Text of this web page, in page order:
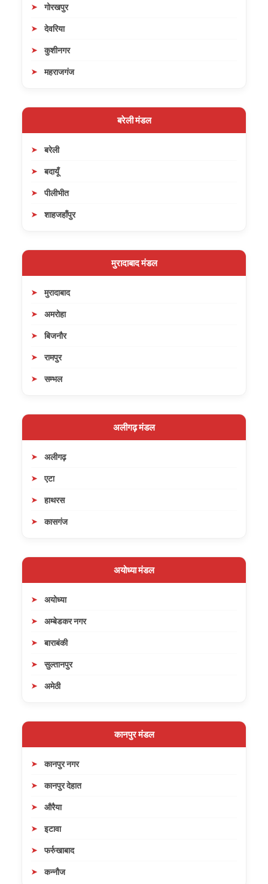
गोरखपुर
देवरिया
कुशीनगर
महराजगंज
बरेली मंडल
बरेली
बदायूँ
पीलीभीत
शाहजहाँपुर
मुरादाबाद मंडल
मुरादाबाद
अमरोहा
बिजनौर
रामपुर
सम्भल
अलीगढ़ मंडल
अलीगढ़
एटा
हाथरस
कासगंज
अयोध्या मंडल
अयोध्या
अम्बेडकर नगर
बाराबंकी
सुल्तानपुर
अमेठी
कानपुर मंडल
कानपुर नगर
कानपुर देहात
औरैया
इटावा
फर्रुखाबाद
कन्नौज